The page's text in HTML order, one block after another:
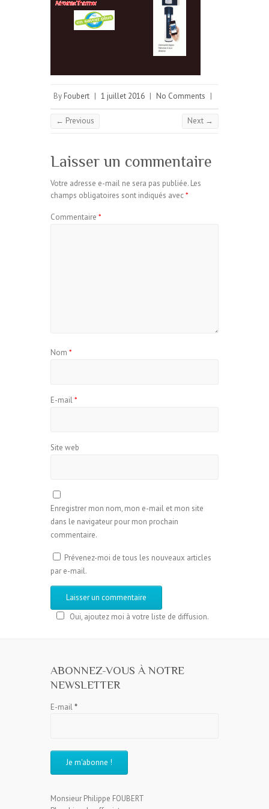
By Foubert | 1 juillet 2016 | No Comments |
← Previous Next →
Laisser un commentaire
Votre adresse e-mail ne sera pas publiée. Les
champs obligatoires sont indiqués avec*
Commentaire *
Nom *
E-mail*
Site web
Enregistrer mon nom, mon e-mail et mon site
dans le navigateur pour mon prochain
commentaire.
Prévenez-moi de tous les nouveaux articles
par e-mail.
Oui, ajoutez moi à votre liste de diffusion.
ABONNEZ-VOUS À NOTRE
NEWSLETTER
E-mail*
Monsieur Philippe FOUBERT